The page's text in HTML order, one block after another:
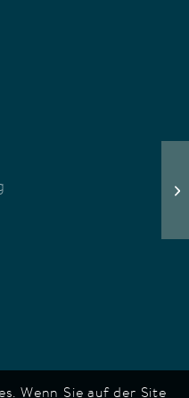
Wenn Sie auf der Site